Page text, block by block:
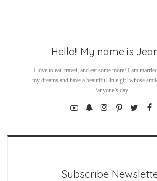
Hello!! My name is
I love to eat, travel, and eat some more! I am
my dreams and have a beautiful little girl whose
anyone’s day!
Subscribe